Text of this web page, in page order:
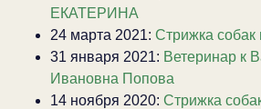
ЕКАТЕРИНА
24 марта 2021: Стрижка собак
31 января 2021: Ветеринар к
Ивановна Попова
14 ноября 2020: Стрижка